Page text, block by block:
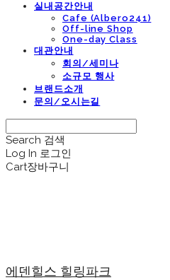
실내공간안내
Cafe (Albero241)
Off-line Shop
One-day Class
대관안내
회의/세미나
소규모 행사
브랜드소개
문의/오시는길
Search 검색
Log In 로그인
Cart장바구니
에덴힐스 힐링파크